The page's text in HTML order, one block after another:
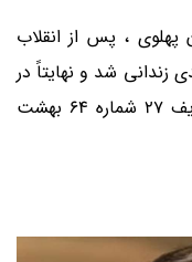
پهلوی ، پس از انقلاب
چندی زندانی شد و نهایتاً در
21 تیر 1371 درگذشت و در قطعه 76 ردیف 27 شماره 64 بهشت